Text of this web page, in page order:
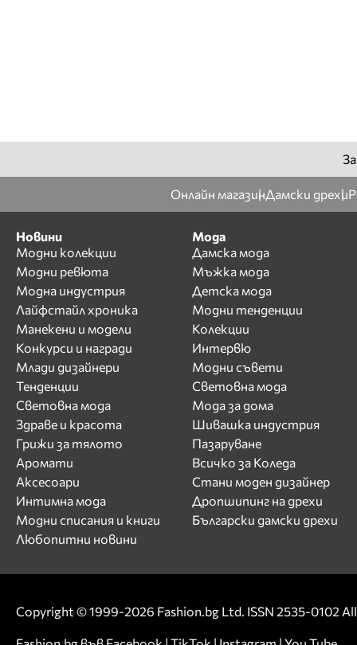
Онлайн магазинДамски дрехи
Новини
Модни колекции
Модни ревюта
Модна индустрия
Лайфстайл хроника
Манекени и модели
Конкурси и награди
Млади дизайнери
Тенденции
Световна мода
Здраве и красота
Грижи за тялото
Аромати
Аксесоари
Интимна мода
Модни списания и книги
Любопитни новини
Мода
Дамска мода
Мъжка мода
Детска мода
Модни тенденции
Колекции
Интервю
Модни съвети
Световна мода
Мода за дома
Шивашка индустрия
Пазаруване
Всичко за Коледа
Стани моден дизайнер
Дропшипинг на дрехи
Български дамски дрехи
Copyright © 1999-2026 Fashion.bg Ltd. ISSN 2535-0102